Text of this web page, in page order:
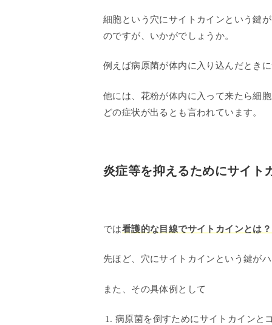
細胞という穴にサイトカインという鍵
のですが、いかがでしょうか。
例えば病原菌が体内に入り込んだとき
他には、花粉が体内に入って来たら細
どの症状が出るとも言われています。
炎症等を抑えるためにサイト
では看護的な目線でサイトカインとは
先ほど、穴にサイトカインという鍵が
また、その具体例として
病原菌を倒すためにサイトカインと